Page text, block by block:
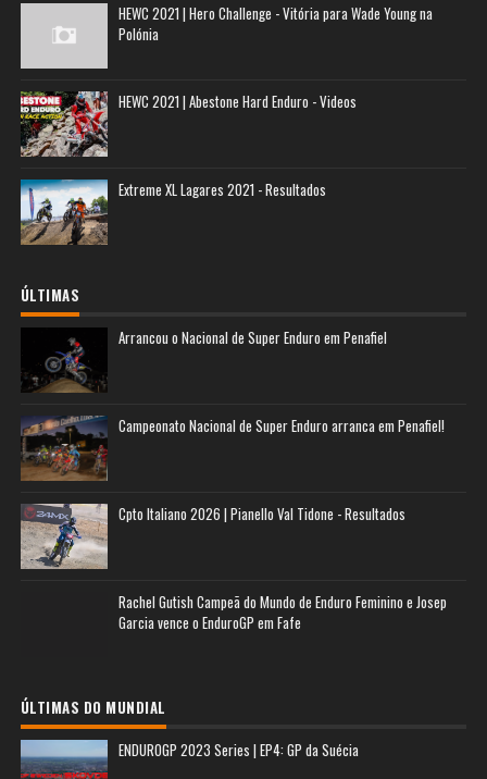
HEWC 2021 | Hero Challenge - Vitória para Wade Young na
Polónia
HEWC 2021 | Abestone Hard Enduro - Videos
Extreme XL Lagares 2021 - Resultados
ÚLTIMAS
Arrancou o Nacional de Super Enduro em Penafiel
Campeonato Nacional de Super Enduro arranca em Penafiel!
Cpto Italiano 2026 | Pianello Val Tidone - Resultados
Rachel Gutish Campeã do Mundo de Enduro Feminino e Josep
Garcia vence o EnduroGP em Fafe
ÚLTIMAS DO MUNDIAL
ENDUROGP 2023 Series | EP4: GP da Suécia